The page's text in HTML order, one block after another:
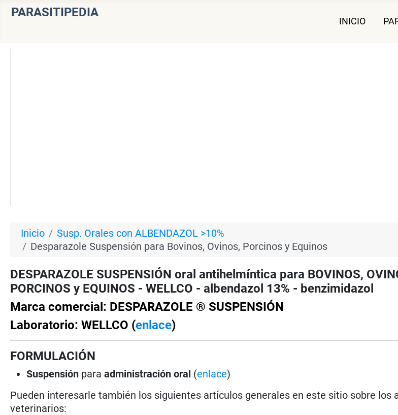
PARASITIPEDIA
INICIO
Inicio
Susp. Orales con ALBENDAZOL >10%
Desparazole Suspensión para Bovinos, Ovinos, Porcinos y Equinos
DESPARAZOLE SUSPENSIÓN oral antihelmíntica para BOVINOS,
PORCINOS y EQUINOS - WELLCO - albendazol 13% - benzimidazol
Marca comercial: DESPARAZOLE ® SUSPENSIÓN
Laboratorio: WELLCO (enlace)
FORMULACIÓN
Suspensión paraadministración oral (enlace)
Pueden interesarle también los siguientes artículos generales en este sitio sobre los
veterinarios: